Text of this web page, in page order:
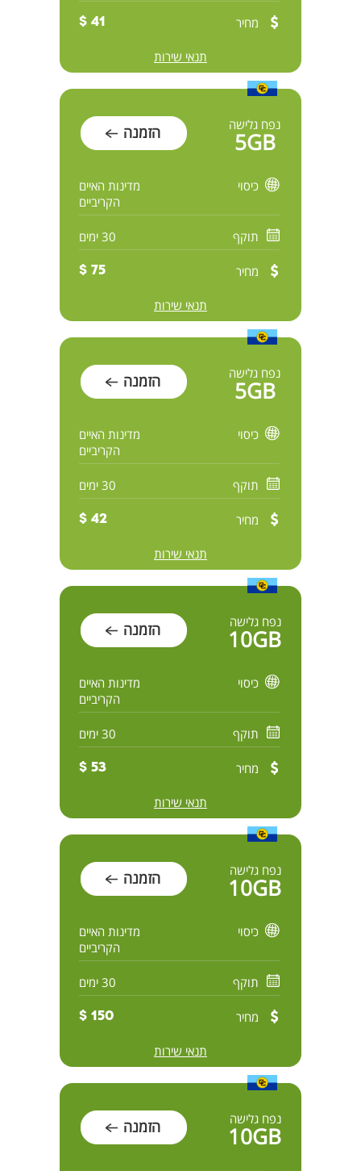
מחיר 41 $
תנאי שירות
נפח גלישה
5GB הזמנה
כיסוי
מדינות האיים
הקריביים
תוקף 30 ימים
מחיר 75 $
תנאי שירות
נפח גלישה
5GB הזמנה
כיסוי
מדינות האיים
הקריביים
תוקף 30 ימים
מחיר 42 $
תנאי שירות
נפח גלישה
10GB הזמנה
כיסוי
מדינות האיים
הקריביים
תוקף 30 ימים
מחיר 53 $
תנאי שירות
נפח גלישה
10GB הזמנה
כיסוי
מדינות האיים
הקריביים
תוקף 30 ימים
מחיר 150 $
תנאי שירות
נפח גלישה
10GB הזמנה